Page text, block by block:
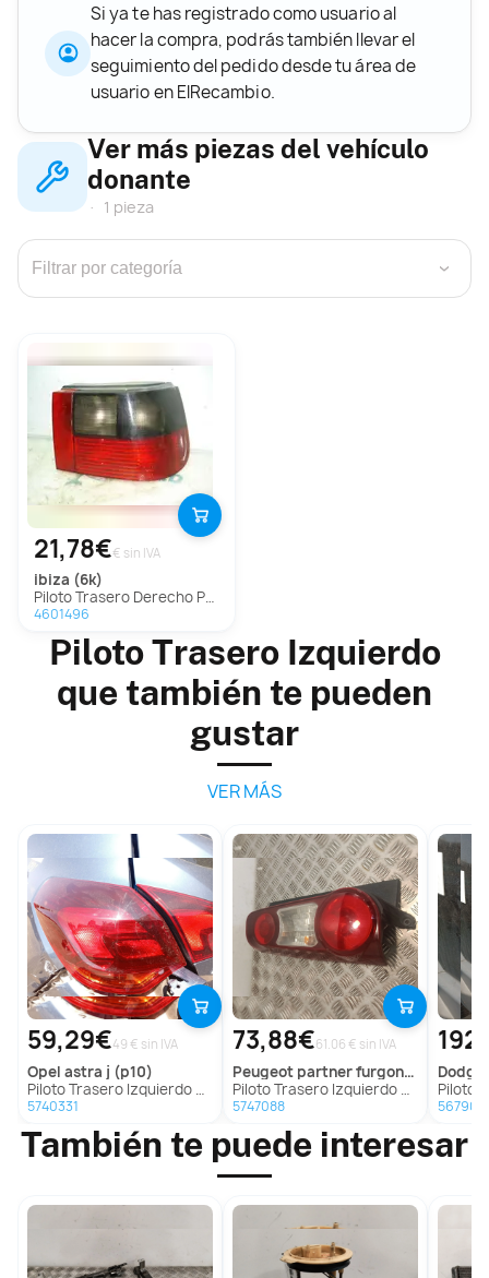
Si ya te has registrado como usuario al
hacer la compra, podrás también llevar el
seguimiento del pedido desde tu área de
usuario en ElRecambio.
Ver más piezas del vehículo
donante
1 pieza
›
21,78€€ sin IVA
ibiza (6k)
Piloto Trasero Derecho Para Seat Ibiza
4601496
Piloto Trasero Izquierdo
que también te pueden
gustar
VER MÁS
59,29€49 € sin IVA
opel astra j (p10)
Piloto Trasero Izquierdo para Opel Astra J (P10)
5740331
73,88€61.06 € sin IVA
peugeot partner furgoneta/monovolumen
Piloto Trasero Izquierdo para Peugeot Partner Furgoneta/Monovolumen
5747088
dodge
Piloto
También te puede interesar